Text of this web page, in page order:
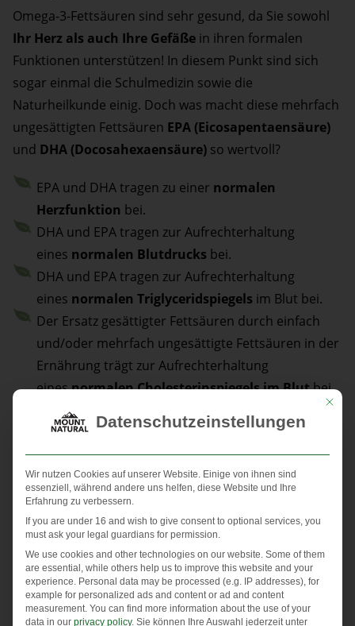
Omega-3-Fettsäuren sind sehr gesund, da Sie sowohl
Ihr Herz als auch Ihre Gefäße in ihren formalen
Funktionen unterstützen! In diesem Punkt sind sich
sogar einmal die Schulmedizin sowie die
Naturheilkunde einig. Doch was macht diese mehrfach
ungesättigten Fettsäuren EPA (Eicosapentaensäure)
und DHA (Docosahexaensäure) so wertvoll?
EPA und DHA tragen zu einer normalen
Herzfunktion bei.
DHA und EPA tragen zur Aufrechterhaltung
eines normalen Blutdrucks bei.
DHA und EPA tragen zur Aufrechterhaltung
eines normalen Triglyceridspiegels im Blut bei.
Der Ersatz gesättigter Fettsäuren durch einfach
und/oder mehrfach ungesättigte Fettsäuren in der
Ernährung trägt zur Aufrechterhaltung
einesnormalen Cholesterinspiegels im Blutbei.
DHA trägt zur Erhaltung einer
Gehirnfunktionbei.
DHA trägt zur Erhaltungnormaler Sehkraftbei.
Die Aufnahme von DHA durch die Mutter trägt
zurnormalen Entwicklung der Augen
und beim gestillten Säugling bei.
Die Aufnahme von DHA durch die Mutter trägt
zurnormalen Entwicklung des Gehirnsbeim
Fötus und beim gestillten Säugling bei.
Positive Wirkungen für die Herzfunktion stellen sich bei
Mit
Datenschutzeinstellungen
Wir nutzen Cookies auf unserer Website. Einige von ihnen sind
essenziell, während andere uns helfen, diese Website und Ihre
Erfahrung zu verbessern.
If you are under 16 and wish to give consent to optional services, you
must ask your legal guardians for permission.
We use cookies and other technologies on our website. Some of them
are essential, while others help us to improve this website and your
experience. Personal data may be processed (e.g. IP addresses), for
example for personalized ads and content or ad and content
measurement. You can find more information about the use of your
data in our privacy policy. Sie können Ihre Auswahl jederzeit unter